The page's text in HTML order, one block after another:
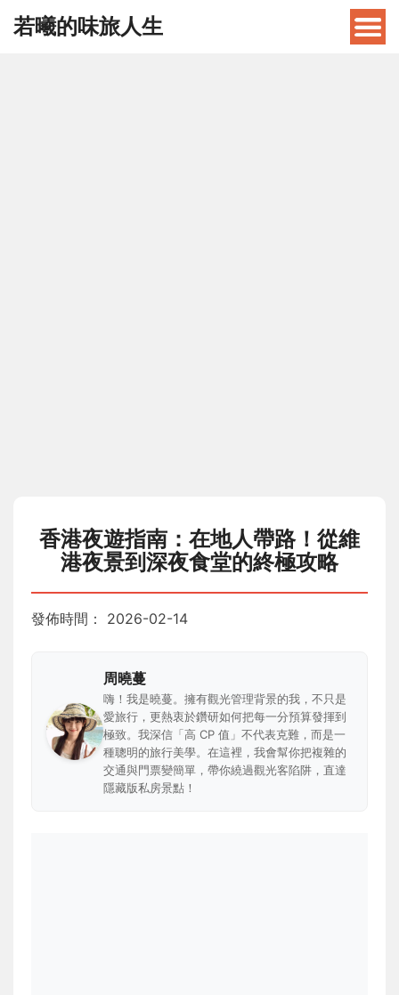
若曦的味旅人生
香港夜遊指南：在地人帶路！從維
港夜景到深夜食堂的終極攻略
發佈時間： 2026-02-14
周曉蔓
嗨！我是曉蔓。擁有觀光管理背景的我，不只是
愛旅行，更熱衷於鑽研如何把每一分預算發揮到
極致。我深信「高 CP 值」不代表克難，而是一
種聰明的旅行美學。在這裡，我會幫你把複雜的
交通與門票變簡單，帶你繞過觀光客陷阱，直達
隱藏版私房景點！